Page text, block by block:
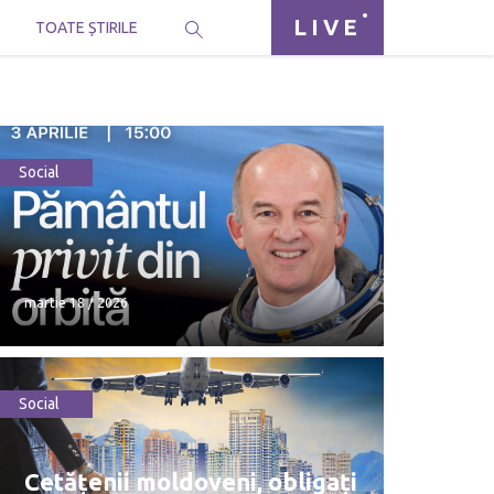
TOATE ȘTIRILE LIVE
Social
martie 18 / 2026
martie 18 / 2026
Social
Cetățenii moldoveni, obligați